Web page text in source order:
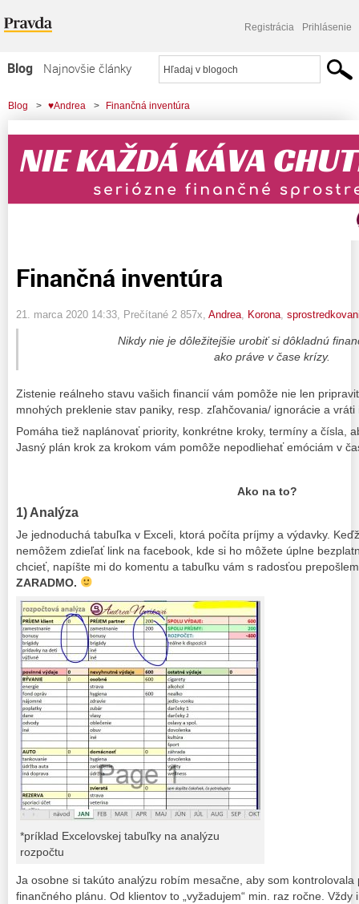
Registrácia Prihlásenie
Blog
Najnovšie články
Najčítanejšie články
Najkomentovanejšie články
Zoznam blogov
Blog > ♥Andrea > Finančná inventúra
Finančná inventúra
21. marca 2020 14:33 , Prečítané 2 857x, Andrea Korona
Nikdy nie je dôležitejšie urobiť si dôkladnú
ako práve v čase krízy.
Zistenie reálneho stavu vašich financií vám pomôže nie len
mnohých preklenie stav paniky, resp. zľahčovania/ ignorácie a
Pomáha tiež naplánovať priority, konkrétne kroky, termíny a čísla,
Jasný plán krok za krokom vám pomôže nepodliehať emóciám v
Ako na to?
1) Analýza
Je jednoduchá tabuľka v Exceli, ktorá počíta príjmy a výdavky.
nemôžem zdieľať link na facebook, kde si ho môžete úplne
chcieť, napíšte mi do komentu a tabuľku vám s radosťou
ZARADMO.
*príklad Excelovskej tabuľky na analýzu
rozpočtu
Ja osobne si takúto analýzu robím mesačne, aby som
finančného plánu. Od klientov to „vyžadujem“ min. raz ročne. Vždy